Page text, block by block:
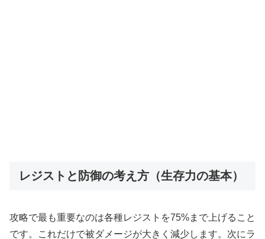
レジストと防御の考え方（生存力の基本）
攻略で最も重要なのは各種レジストを75%まで上げること
です。これだけで被ダメージが大きく減少します。次にラ